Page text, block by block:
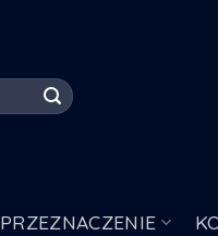
PRZEZNACZENIE